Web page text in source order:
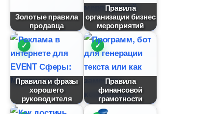
Золотые правила
продавца
Правила
организации бизнес
мероприятий
Правила и фразы
хорошего
руководителя
Правила
финансовой
рамотности